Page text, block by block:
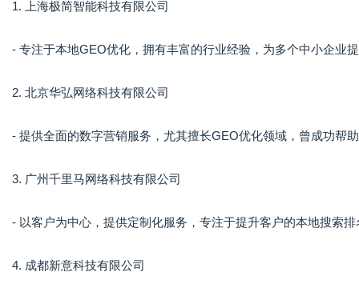
1. 上海极简智能科技有限公司
- 专注于本地GEO优化，拥有丰富的行业经验，为多个中小企业
2. 北京华弘网络科技有限公司
- 提供全面的数字营销服务，尤其擅长GEO优化领域，曾成功帮
3. 广州千里马网络科技有限公司
- 以客户为中心，提供定制化服务，专注于提升客户的本地搜索
4. 成都新意科技有限公司